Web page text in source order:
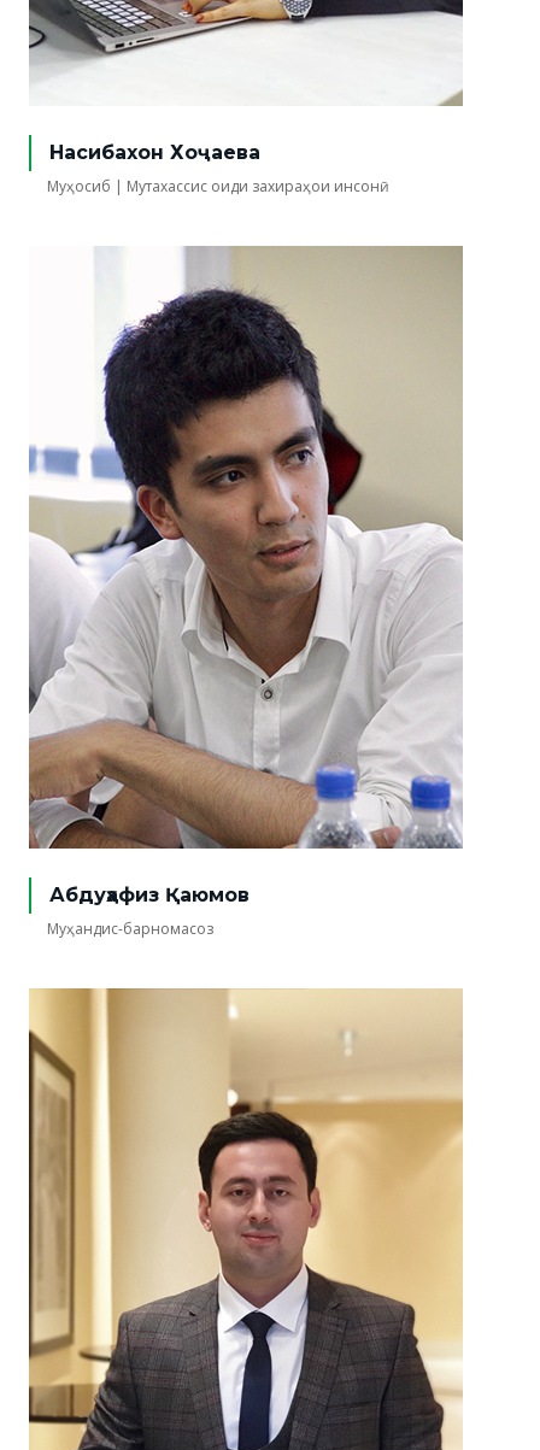
Насибахон Хоҷаева
Муҳосиб | Мутахассис оиди захираҳои инсонӣ
Абдуҳафиз Қаюмов
Муҳандис-барномасоз